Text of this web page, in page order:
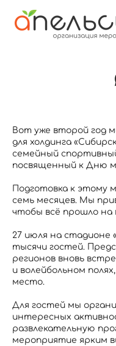
Вот уже второй год
для холдинга
семейный
посвященный к Дню
Подготовка к этому
семь месяцев. Мы
чтобы всё прошло на
27 июля на стадионе
тысячи гостей.
регионов вновь
и волейбольном
место.
Для гостей мы
интересных
развлекательную
мероприятие ярким